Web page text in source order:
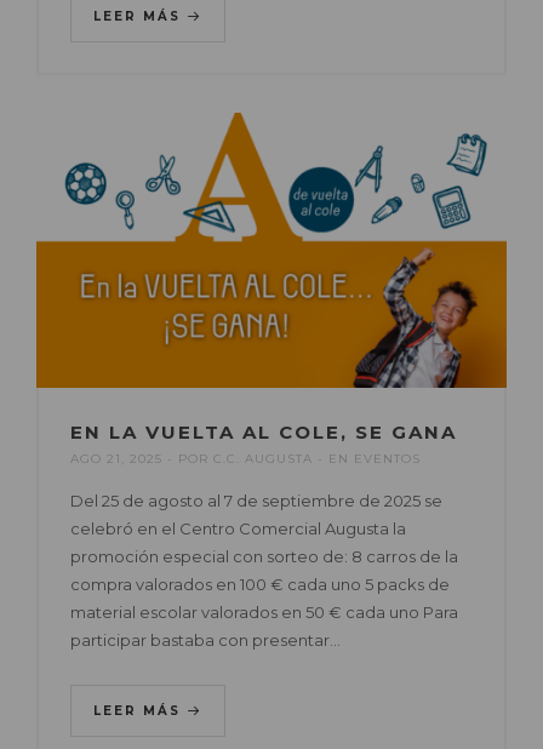
LEER MÁS
EN LA VUELTA AL COLE, SE GANA
AGO 21, 2025 POR C.C. AUGUSTA EN EVENTOS
Del 25 de agosto al 7 de septiembre de 2025 se
celebró en el Centro Comercial Augusta la
promoción especial con sorteo de: 8 carros de la
compra valorados en 100 € cada uno 5 packs de
material escolar valorados en 50 € cada uno Para
participar bastaba con presentar…
LEER MÁS